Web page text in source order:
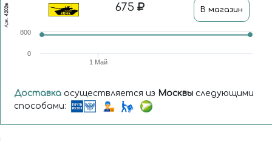
Арт.
4202т 675 В магазин
1 Май
0
800
Доставка осуществляется из Москвы следующими
способами: